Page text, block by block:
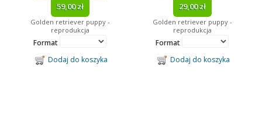
59,00 zł
Golden retriever puppy -
reprodukcja
Format
Dodaj do koszyka
29,00 zł
Golden retriever puppy -
reprodukcja
Format
Dodaj do koszyka